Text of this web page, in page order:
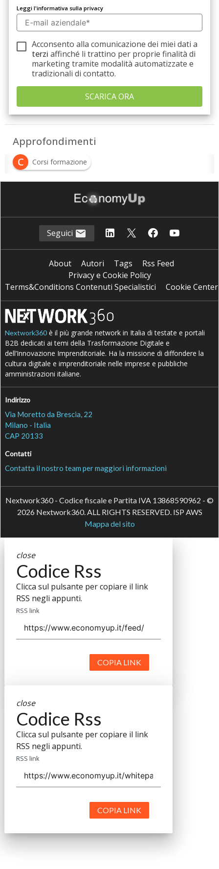
Leggi l'informativa sulla privacy
Acconsento alla comunicazione dei miei dati a
terzi affinché li trattino per proprie finalità di
marketing tramite modalità automatizzate e
tradizionali di contatto.
Approfondimenti
C
Corsi formazione
Seguici
About Autori Tags
Rss Feed
Privacy e Cookie Policy
Terms&Conditions Contenuti Specialistici
Cookie Center
Nextwork360 è il più grande network in Italia di testate e portali
B2B dedicati ai temi della Trasformazione Digitale e
dell’Innovazione Imprenditoriale. Ha la missione di diffondere la
cultura digitale e imprenditoriale nelle imprese e pubbliche
amministrazioni italiane.
Indirizzo
Via Moretto da Brescia, 22
Milano - Italia
CAP 20133
Contatti
Contatta il nostro team per maggiori informazioni
Nextwork360 - Codice fiscale e Partita IVA 13868590962 - ©
2026 Nextwork360. ALL RIGHTS RESERVED. ISP AWS
Mappa del sito
close
Codice Rss
Clicca sul pulsante per copiare il link
RSS negli appunti.
RSS link
COPIA LINK
close
Codice Rss
Clicca sul pulsante per copiare il link
RSS negli appunti.
RSS link
COPIA LINK